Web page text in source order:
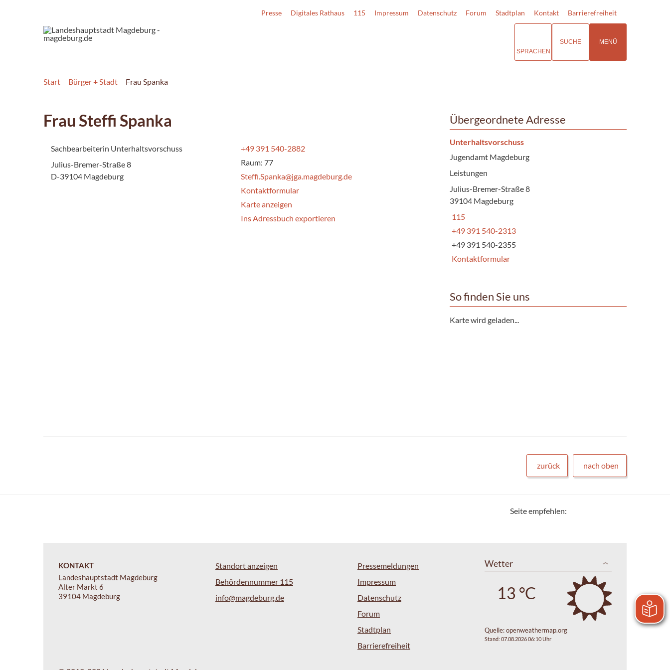
Presse Digitales Rathaus 115 Impressum Datenschutz Forum Stadtplan Kontakt Barrierefreiheit
SPRACHEN
SUCHE MENÜ
Start Bürger + Stadt Frau Spanka
Frau Steffi Spanka
Sachbearbeiterin Unterhaltsvorschuss
Julius-Bremer-Straße 8
D-39104 Magdeburg
+49 391 540-2882
Raum: 77
Steffi.Spanka@jga.magdeburg.de
Kontaktformular
Karte anzeigen
Ins Adressbuch exportieren
Übergeordnete Adresse
Unterhaltsvorschuss
Jugendamt Magdeburg
Leistungen
Julius-Bremer-Straße 8
39104 Magdeburg
115
+49 391 540-2313
+49 391 540-2355
Kontaktformular
So finden Sie uns
Karte wird geladen...
zurück nach oben
Seite empfehlen:
KONTAKT
Landeshauptstadt Magdeburg
Alter Markt 6
39104 Magdeburg
Standort anzeigen
Behördennummer 115
info@magdeburg.de
Pressemeldungen
Impressum
Datenschutz
Forum
Stadtplan
Barrierefreiheit
Wetter
13 °C
Quelle:openweathermap.org
Stand: 07.08.2026 06:10 Uhr